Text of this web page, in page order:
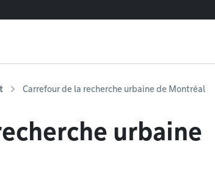
Carrefour de la recherche urbaine de Montréal
urbaine